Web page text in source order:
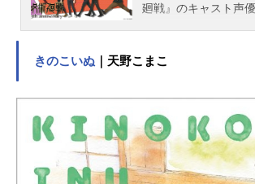
廻戦』のキャスト声
品の詳細はこちら
きのこいぬ ｜天野こまこ